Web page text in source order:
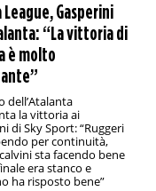
League, Gasperini
“La vittoria di
è molto
dell’Atalanta
la vittoria ai
di Sky Sport: “Ruggeri
per continuità,
sta facendo bene
era stanco e
ha risposto bene”